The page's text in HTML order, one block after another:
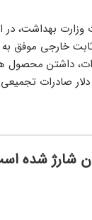
وزارت بهداشت،
صادرات
شارژ شده